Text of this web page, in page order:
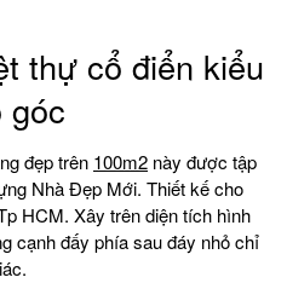
thự cổ điển kiểu
góc
đẹp trên 100m2 này được tập
Nhà Đẹp Mới. Thiết kế cho
HCM. Xây trên diện tích hình
cạnh đấy phía sau đáy nhỏ chỉ